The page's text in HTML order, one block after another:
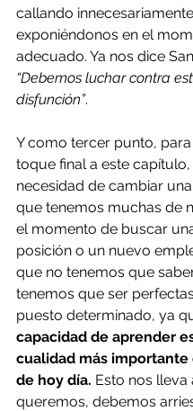
callando
exponiéndonos en el
adecuado. Ya nos dice
“Debemos luchar contra
disfunción”.
Y como tercer punto,
toque final a este capítulo,
necesidad de cambiar
que tenemos muchas de
el momento de buscar
posición o un nuevo
que no tenemos que
tenemos que ser
puesto determinado, ya
capacidad de aprender
cualidad más
de hoy día. Esto nos lleva
queremos, debemos